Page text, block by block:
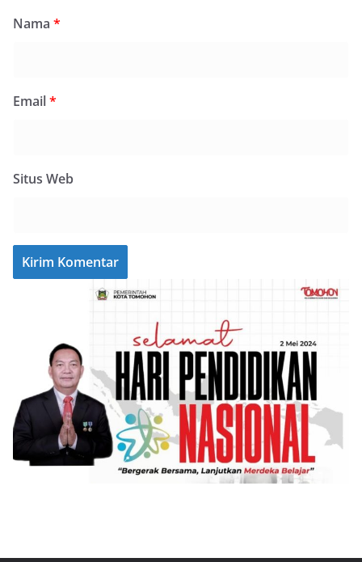
Nama *
Email*
Situs Web